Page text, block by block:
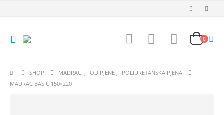
0
SHOP MADRACI , OD PJENE ,
POLIURETANSKA PJENA
MADRAC BASIC 150×220